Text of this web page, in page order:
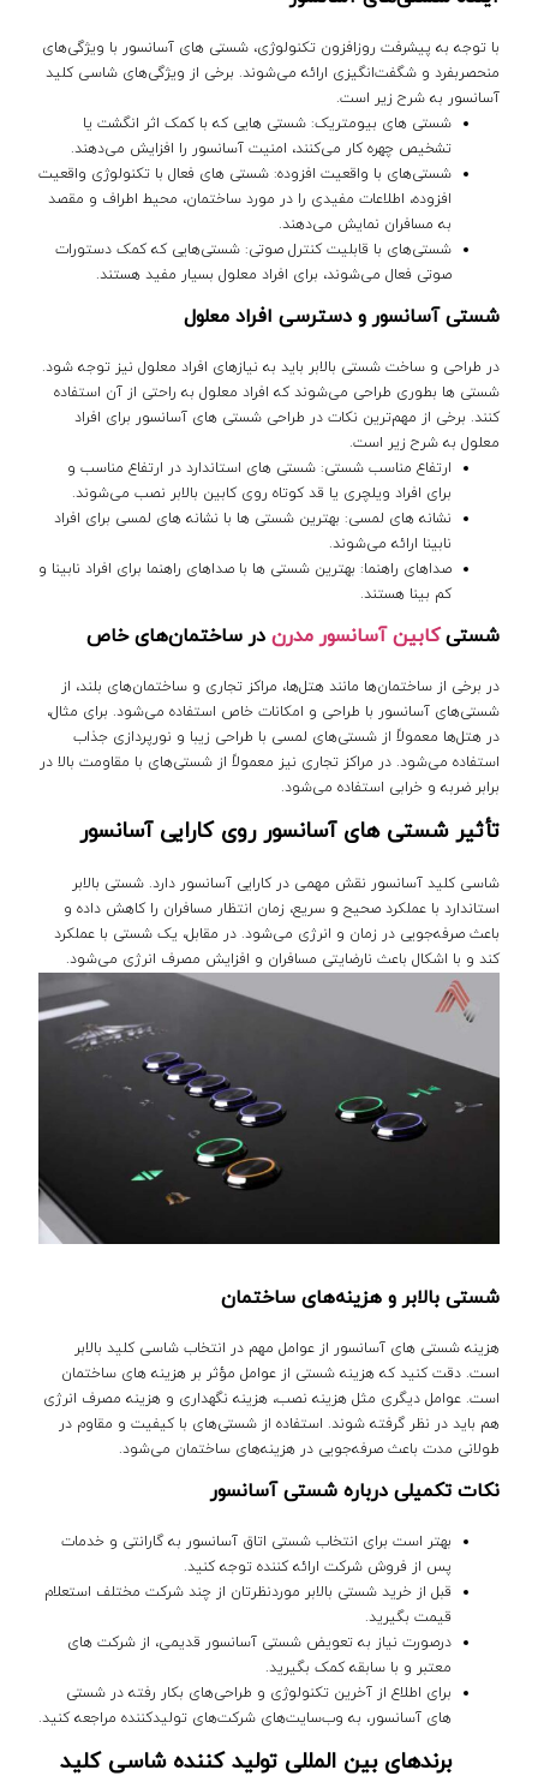
با توجه به پیشرفت روزافزون تکنولوژی، شستی‌ های آسانسور با ویژگی‌های
منحصربفرد و شگفت‌انگیزی ارائه می‌شوند. برخی از ویژگی‌های شاسی کلید
آسانسور به شرح زیر است.
شستی‌ های بیومتریک: شستی‌ هایی که با کمک اثر انگشت یا
تشخیص چهره کار می‌کنند، امنیت آسانسور را افزایش می‌دهند.
شستی‌های با واقعیت افزوده: شستی‌ های فعال با تکنولوژی واقعیت
افزوده، اطلاعات مفیدی را در مورد ساختمان، محیط اطراف و مقصد
به مسافران نمایش می‌دهند.
شستی‌های با قابلیت کنترل صوتی: شستی‌هایی که کمک دستورات
صوتی فعال می‌شوند، برای افراد معلول بسیار مفید هستند.
شستی آسانسور و دسترسی افراد معلول
در طراحی و ساخت شستی بالابر باید به نیازهای افراد معلول نیز توجه شود.
شستی ها بطوری طراحی می‌شوند که افراد معلول به راحتی از آن استفاده
کنند. برخی از مهم‌ترین نکات در طراحی شستی های آسانسور برای افراد
معلول به شرح زیر است.
ارتفاع مناسب شستی: شستی های استاندارد در ارتفاع مناسب و
برای افراد ویلچری یا قد کوتاه روی کابین بالابر نصب می‌شوند.
نشانه‌ های لمسی: بهترین شستی ها با نشانه‌ های لمسی برای افراد
نابینا ارائه می‌شوند.
صداهای راهنما: بهترین شستی ها با صداهای راهنما برای افراد نابینا و
کم بینا هستند.
شستیکابین آسانسور مدرن در ساختمان‌های خاص
در برخی از ساختمان‌ها مانند هتل‌ها، مراکز تجاری و ساختمان‌های بلند، از
شستی‌های آسانسور با طراحی و امکانات خاص استفاده می‌شود. برای مثال،
در هتل‌ها معمولاً از شستی‌های لمسی با طراحی زیبا و نورپردازی جذاب
استفاده می‌شود. در مراکز تجاری نیز معمولاً از شستی‌های با مقاومت بالا در
برابر ضربه و خرابی استفاده می‌شود.
تأثیر شستی های آسانسور روی کارایی آسانسور
شاسی کلید آسانسور نقش مهمی در کارایی آسانسور دارد. شستی بالابر
استاندارد با عملکرد صحیح و سریع، زمان انتظار مسافران را کاهش داده و
باعث صرفه‌جویی در زمان و انرژی می‌شود. در مقابل، یک شستی با عملکرد
کند و با اشکال باعث نارضایتی مسافران و افزایش مصرف انرژی می‌شود.
شستی بالابر و هزینه‌های ساختمان
هزینه شستی های آسانسور از عوامل مهم در انتخاب شاسی کلید بالابر
است. دقت کنید که هزینه شستی از عوامل مؤثر بر هزینه‌ های ساختمان
است. عوامل دیگری مثل هزینه نصب، هزینه نگهداری و هزینه مصرف انرژی
هم باید در نظر گرفته شوند. استفاده از شستی‌های با کیفیت و مقاوم در
طولانی مدت باعث صرفه‌جویی در هزینه‌های ساختمان می‌شود.
نکات تکمیلی درباره شستی آسانسور
بهتر است برای انتخاب شستی اتاق آسانسور به گارانتی و خدمات
پس از فروش شرکت ارائه کننده توجه کنید.
قبل از خرید شستی بالابر موردنظرتان از چند شرکت مختلف استعلام
قیمت بگیرید.
درصورت نیاز به تعویض شستی آسانسور قدیمی، از شرکت‌ های
معتبر و با سابقه کمک بگیرید.
برای اطلاع از آخرین تکنولوژی‌ و طراحی‌های بکار رفته در شستی
های آسانسور، به وب‌سایت‌های شرکت‌های تولیدکننده مراجعه کنید.
برندهای بین المللی تولید کننده شاسی کلید